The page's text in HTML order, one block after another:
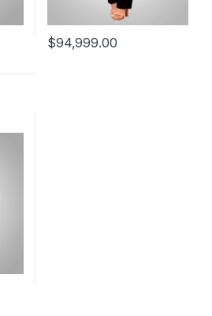
$94,999.00